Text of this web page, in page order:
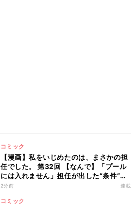
コミック
【漫画】私をいじめたのは、まさかの担
任でした。 第32回 【なんで】「プール
には入れません」担任が出した“条件”と
は?
2分前 連載
コミック